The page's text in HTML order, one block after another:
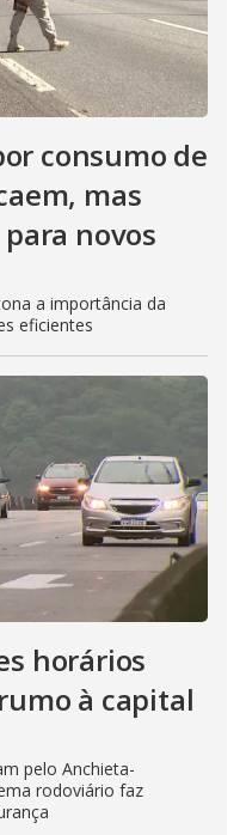
consumo de
mas
novos
a importância da
eficientes
horários
à capital
pelo Anchieta-
rodoviário faz